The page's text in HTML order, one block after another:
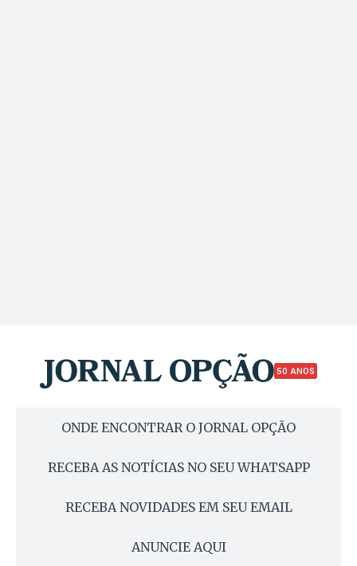
50 ANOS
ONDE ENCONTRAR O JORNAL OPÇÃO
RECEBA AS NOTÍCIAS NO SEU WHATSAPP
RECEBA NOVIDADES EM SEU EMAIL
ANUNCIE AQUI